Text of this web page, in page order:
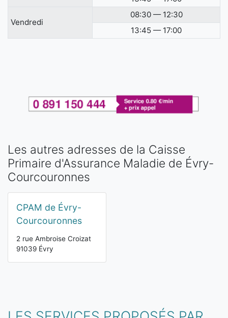
Vendredi
08:30 — 12:30
13:45 — 17:00
Les autres adresses de la Caisse
Primaire d'Assurance Maladie de Évry-
Courcouronnes
CPAM de Évry-
Courcouronnes
2 rue Ambroise Croizat
91039 Évry